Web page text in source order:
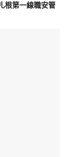
根第一線職安管